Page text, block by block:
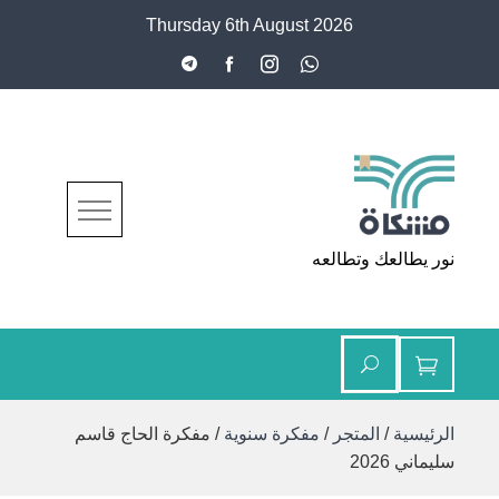
Thursday 6th August 2026
مشكاة
نور يطالعك وتطالعه
الرئيسية / المتجر / مفكرة سنوية / مفكرة الحاج قاسم
سليماني 2026